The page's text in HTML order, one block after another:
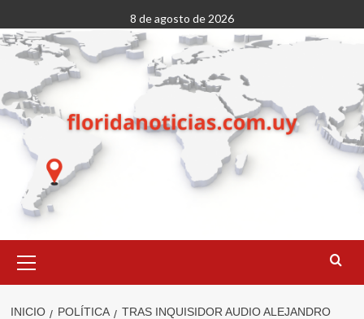
al
contenido
8 de agosto de 2026
primario
INICIO POLÍTICA
TRAS INQUISIDOR AUDIO ALEJANDRO